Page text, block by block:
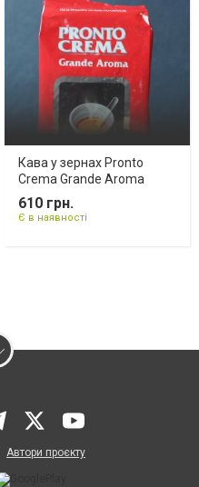
Кава у зернах Pronto
Crema Grande Aroma
610 грн.
Є в наявності
Автори проєкту